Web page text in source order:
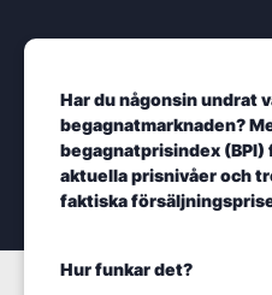
Har du någonsin undrat
begagnatmarknaden?
begagnatprisindex (BPI)
aktuella prisnivåer och
faktiska
Hur funkar det?